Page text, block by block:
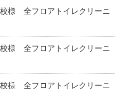
様 全フロアトイレクリーニ
様 全フロアトイレクリーニ
様 全フロアトイレクリーニ